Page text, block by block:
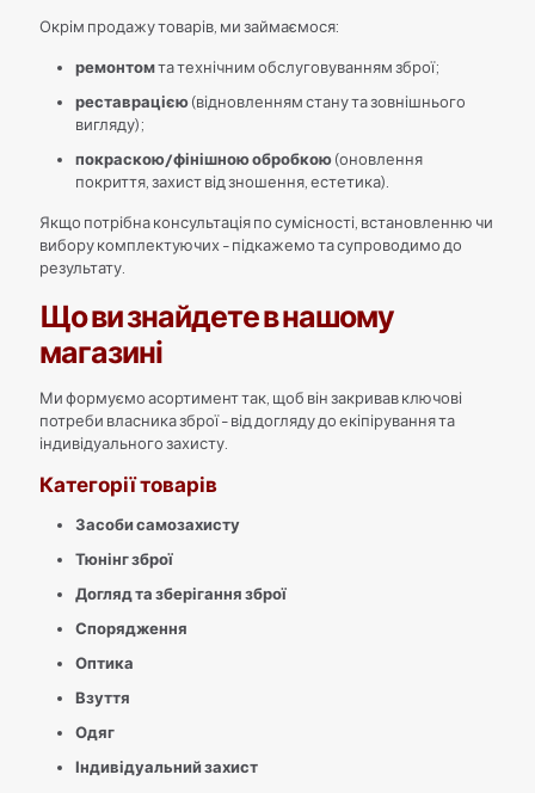
Окрім продажу товарів, ми займаємося:
ремонтомта технічним обслуговуванням зброї;
реставрацією(відновленням стану та зовнішнього
вигляду);
покраскою/фінішною обробкою(оновлення
покриття, захист від зношення, естетика).
Якщо потрібна консультація по сумісності, встановленню чи
вибору комплектуючих - підкажемо та супроводимо до
результату.
Що ви знайдете в нашому
магазині
Ми формуємо асортимент так, щоб він закривав ключові
потреби власника зброї - від догляду до екіпірування та
індивідуального захисту.
Категорії товарів
Засоби самозахисту
Тюнінг зброї
Догляд та зберігання зброї
Спорядження
Оптика
Взуття
Одяг
Індивідуальний захист